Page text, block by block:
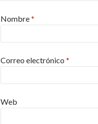
Nombre*
Correo electrónico *
Web